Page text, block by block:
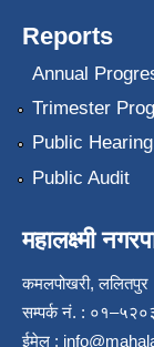
Reports
Annual
Trimester
Public Hearing
Public Audit
महालक्ष्मी
कमलपोखरी, ललितपुर
सम्पर्क नं. :
ईमेल :